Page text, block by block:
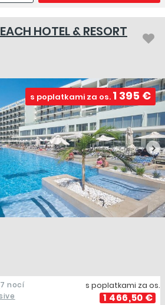
HOTEL & RESORT
s poplatkami za os. 1 395 €
7 nocí
s poplatkami za os.
1 466,50 €